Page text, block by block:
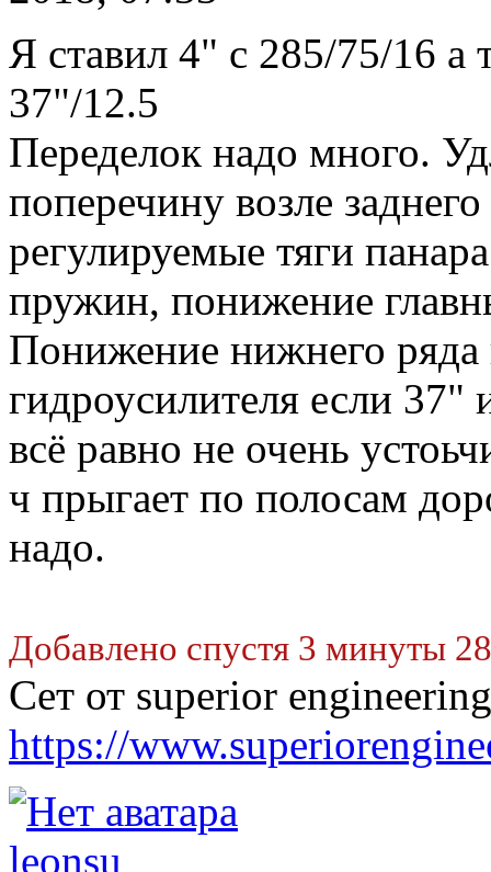
Я ставил 4" с 285/75/16 а
37"/12.5
Переделок надо много.
поперечину возле
регулируемые тяги
пружин, понижение
Понижение нижнего ряда
гидроусилителя если
всё равно не очень
ч прыгает по полосам
надо.
Добавлено спустя 3 минуты
Сет от superior
https://
leonsu